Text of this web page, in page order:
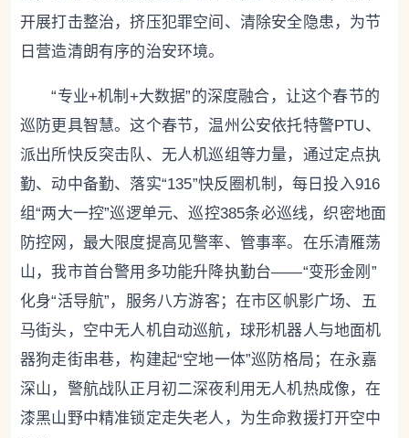
开展打击整治，挤压犯罪空间、清除安全隐患，为节
日营造清朗有序的治安环境。
“专业+机制+大数据”的深度融合，让这个春节的
巡防更具智慧。这个春节，温州公安依托特警PTU、
派出所快反突击队、无人机巡组等力量，通过定点执
勤、动中备勤、落实“135”快反圈机制，每日投入916
组“两大一控”巡逻单元、巡控385条必巡线，织密地面
防控网，最大限度提高见警率、管事率。在乐清雁荡
山，我市首台警用多功能升降执勤台——“变形金刚”
化身“活导航”，服务八方游客；在市区帆影广场、五
马街头，空中无人机自动巡航，球形机器人与地面机
器狗走街串巷，构建起“空地一体”巡防格局；在永嘉
深山，警航战队正月初二深夜利用无人机热成像，在
漆黑山野中精准锁定走失老人，为生命救援打开空中